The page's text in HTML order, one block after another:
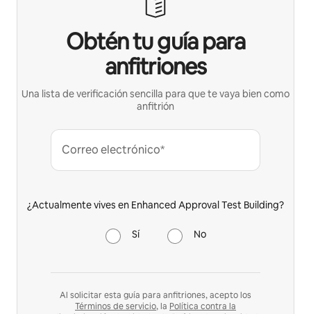
Obtén tu guía para
anfitriones
Una lista de verificación sencilla para que te vaya bien como
anfitrión
Correo electrónico*
¿Actualmente vives en Enhanced Approval Test Building?
Sí No
Al solicitar esta guía para anfitriones, acepto los
Términos de servicio, la Política contra la